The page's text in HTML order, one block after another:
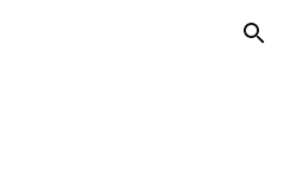
Skip to navigation